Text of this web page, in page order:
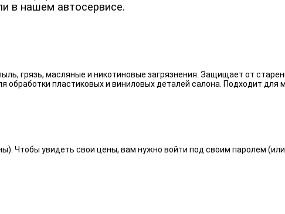
в нашем автосервисе.
грязь, масляные и никотиновые загрязнения. Защищает от
пластиковых и виниловых деталей салона. Подходит
Чтобы увидеть свои цены, вам нужно войти под своим паролем